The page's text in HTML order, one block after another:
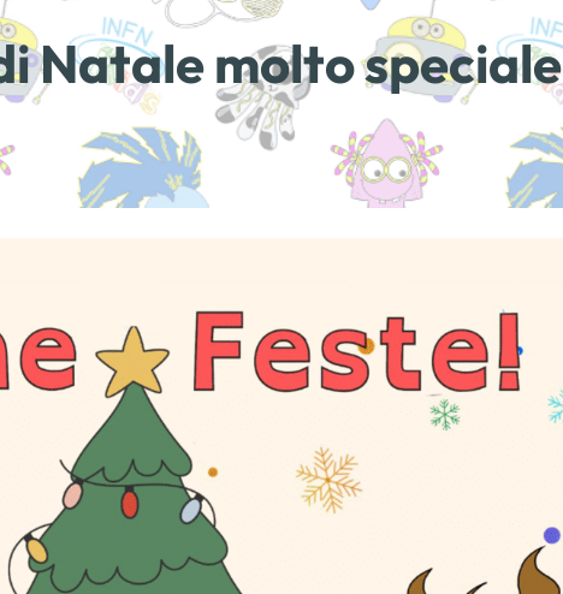
Natale molto speciale